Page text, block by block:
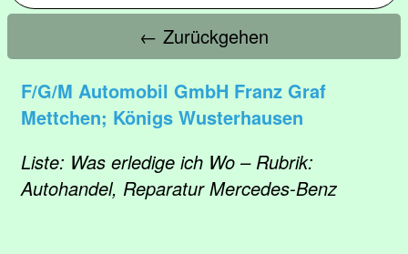
← Zurückgehen
F/G/M Automobil GmbH Franz Graf
Mettchen; Königs Wusterhausen
Liste: Was erledige ich Wo – Rubrik:
Autohandel, Reparatur Mercedes-Benz